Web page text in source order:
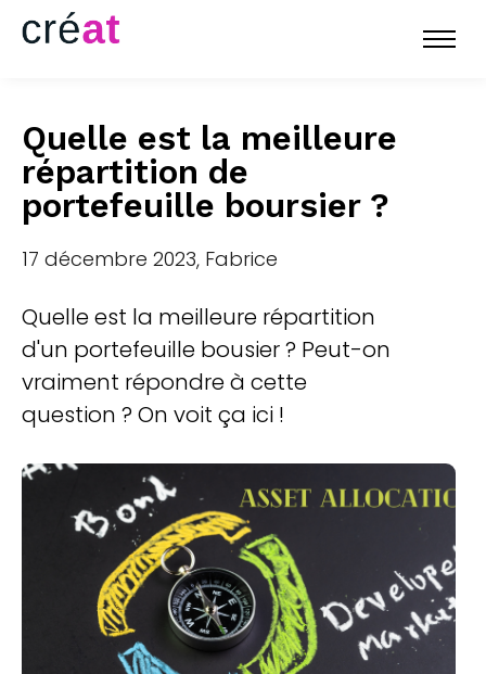
Quelle est la meilleure
répartition de
portefeuille boursier ?
17 décembre 2023, Fabrice
Quelle est la meilleure répartition
d'un portefeuille bousier ? Peut-on
vraiment répondre à cette
question ? On voit ça ici !